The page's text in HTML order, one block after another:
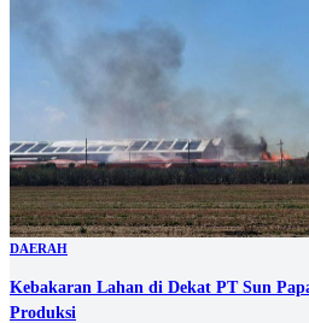
DAERAH
Kebakaran Lahan di Dekat PT Sun
Produksi